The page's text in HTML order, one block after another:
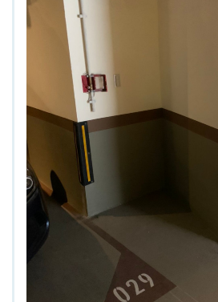
20.智能汽機車充電樁設備實績
21.車道資訊看板實績